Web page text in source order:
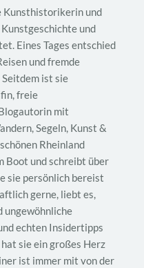
Kunsthistorikerin und
und
Eines Tages entschied
und fremde
ist sie
freie
mit
Segeln, Kunst &
Rheinland
Boot und schreibt über
sie persönlich bereist
gerne, liebt es,
ungewöhnliche
echten Insidertipps
sie ein großes Herz
ist immer mit von der